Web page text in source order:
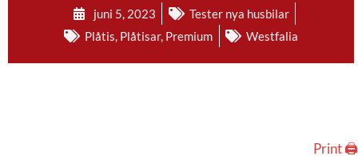
juni 5, 2023
Tester nya husbilar
Plåtis, Plåtisar, Premium Westfalia
Print 🖨